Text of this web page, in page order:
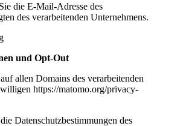
die E-Mail-Adresse des
des verarbeitenden Unternehmens.
und Opt-Out
allen Domains des verarbeitenden
https://matomo.org/privacy-
Datenschutzbestimmungen des